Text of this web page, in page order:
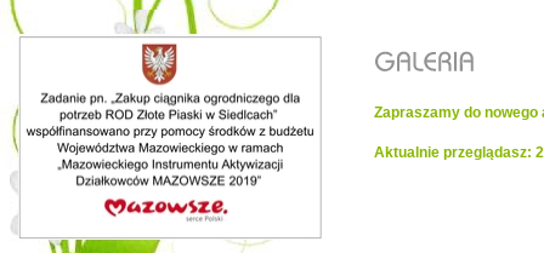
Zapraszamy do nowego
Aktualnie przeglądasz: